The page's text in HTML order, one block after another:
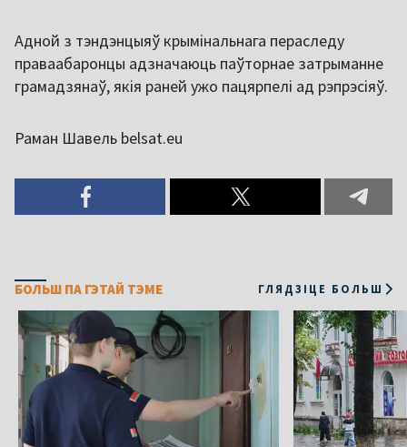
Адной з тэндэнцыяў крымінальнага пераследу
праваабаронцы адзначаюць паўторнае затрыманне
грамадзянаў, якія раней ужо пацярпелі ад рэпрэсіяў.
Раман Шавель belsat.eu
БОЛЬШ ПА ГЭТАЙ ТЭМЕ ГЛЯДЗІЦЕ БОЛЬШ